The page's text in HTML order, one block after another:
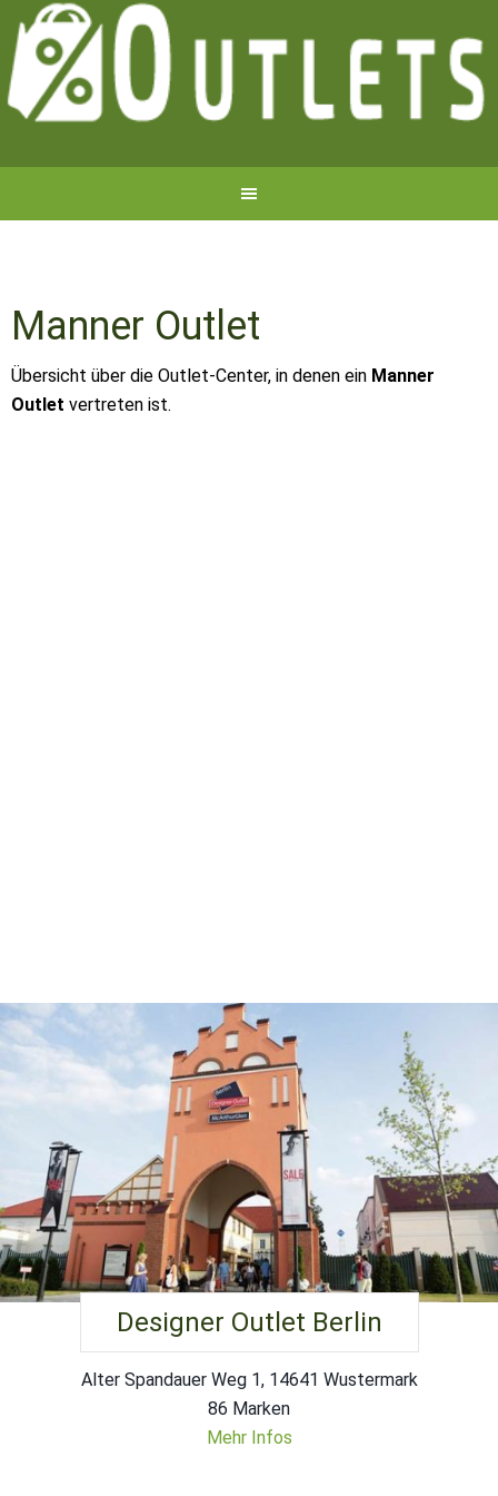
Manner Outlet
Übersicht über die Outlet-Center, in denen ein Manner
Outlet vertreten ist.
Designer Outlet Berlin
Alter Spandauer Weg 1, 14641 Wustermark
86 Marken
Mehr Infos